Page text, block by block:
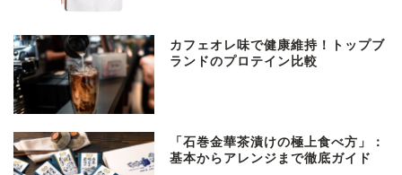
カフェオレ味で健康維持！トップブ
ランドのプロテイン比較
「石巻金華茶漬けの極上食べ方」：
基本からアレンジまで徹底ガイド